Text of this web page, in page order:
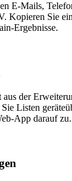
E-Mails,
Kopieren Sie
Ergebnisse.
der
Listen
App darauf zu.